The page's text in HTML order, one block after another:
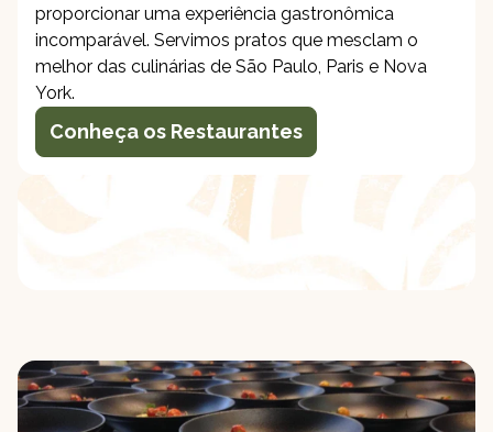
proporcionar uma experiência gastronômica
incomparável. Servimos pratos que mesclam o
melhor das culinárias de São Paulo, Paris e Nova
York.
Conheça os Restaurantes